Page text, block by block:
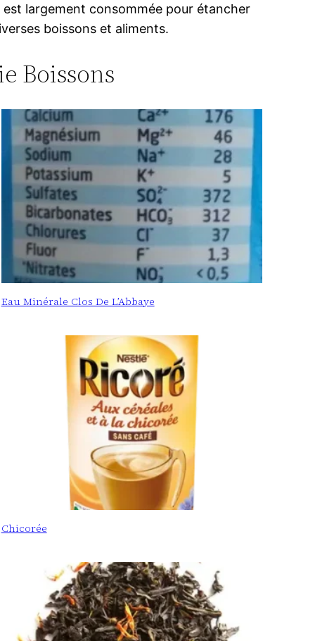
est largement consommée pour étancher
boissons et aliments.
Boissons
Eau Minérale Clos De L’Abbaye
Chicorée